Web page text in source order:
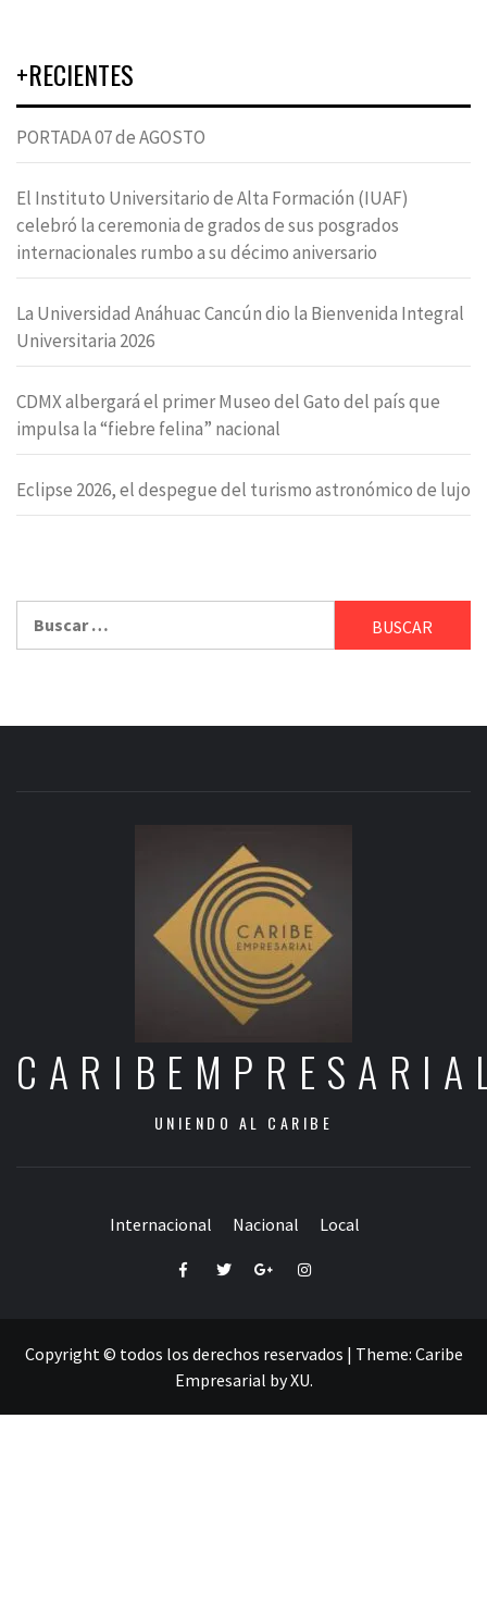
+RECIENTES
PORTADA 07 de AGOSTO
El Instituto Universitario de Alta Formación (IUAF)
celebró la ceremonia de grados de sus posgrados
internacionales rumbo a su décimo aniversario
La Universidad Anáhuac Cancún dio la Bienvenida Integral
Universitaria 2026
CDMX albergará el primer Museo del Gato del país que
impulsa la “fiebre felina” nacional
Eclipse 2026, el despegue del turismo astronómico de lujo
UNIENDO AL CARIBE
Internacional Nacional Local
FacebookTwitterGoogle+Instagram
Copyright © todos los derechos reservados | Theme: Caribe
Empresarial byXU.